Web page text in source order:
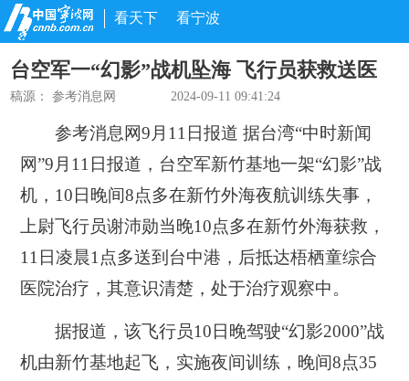
看天下 看宁波
台空军一“幻影”战机坠海 飞行员获救送医
稿源：参考消息网 2024-09-11 09:41:24
参考消息网9月11日报道 据台湾“中时新闻
网”9月11日报道，台空军新竹基地一架“幻影”战
机，10日晚间8点多在新竹外海夜航训练失事，
上尉飞行员谢沛勋当晚10点多在新竹外海获救，
11日凌晨1点多送到台中港，后抵达梧栖童综合
医院治疗，其意识清楚，处于治疗观察中。
据报道，该飞行员10日晚驾驶“幻影2000”战
机由新竹基地起飞，实施夜间训练，晚间8点35